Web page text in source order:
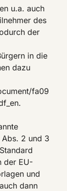
u.a. auch
des
der
in die
dazu
fa09
2 und 3
der EU-
und
dann